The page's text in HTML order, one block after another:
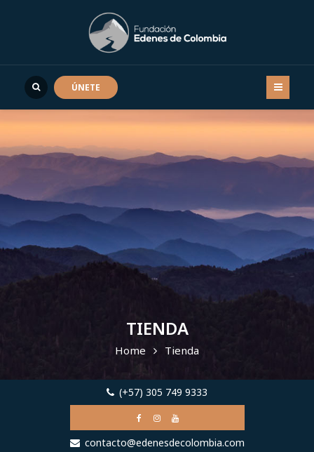
ÚNETE
TIENDA
Home Tienda
(+57) 305 749 9333
contacto@edenesdecolombia.com